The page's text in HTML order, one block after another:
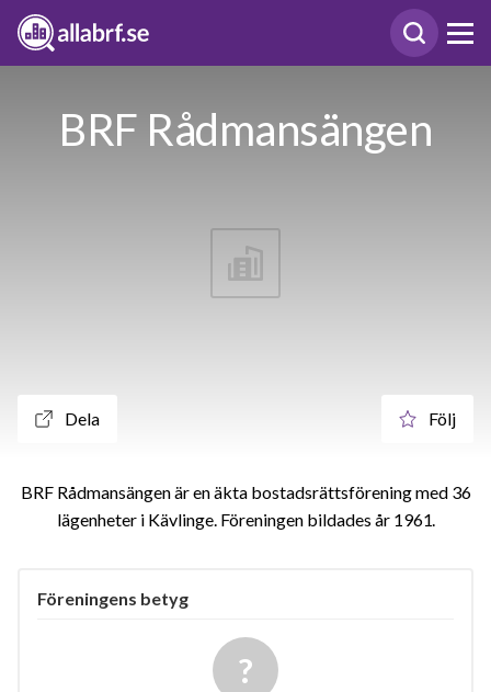
BRF Rådmansängen
Dela Följ
BRF Rådmansängen är en äkta bostadsrättsförening med 36
lägenheter i Kävlinge. Föreningen bildades år 1961
Föreningens betyg